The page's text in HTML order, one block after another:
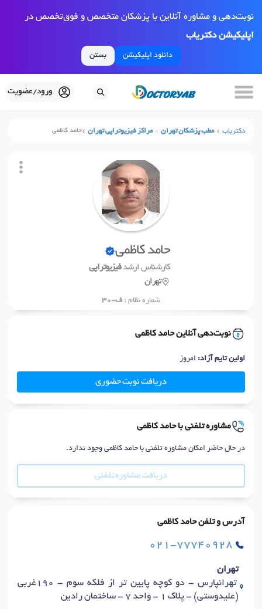
نوبت‌دهی و مشاوره آنلاین با پزشکان متخصص و فوق‌تخصص در
اپلیکیشن دکتریاب
دانلود اپلیکیشن بستن
ورود/عضویت
دکتریاب مطب پزشکان تهران مراکز فیزیوتراپی تهران حامد کاظمی
حامد کاظمی
کارشناس ارشدفیزیوتراپی
تهران
شماره نظام : ف-30
نوبت‌دهی آنلاین حامد کاظمی
اولین تایم آزاد: امروز
دریافت نوبت حضوری
مشاوره تلفنی با حامد کاظمی
در حال حاضر امکان مشاوره تلفنی با حامد کاظمی وجود ندارد.
دریافت مشاوره تلفنی
آدرس و تلفن حامد کاظمی
021-77740928
تهران
تهرانپارس - دو کوچه پایین تر از فلکه سوم - 190غربی
(علیدوستی) - پلاک 1 - واحد 7 - ساختمان رادین